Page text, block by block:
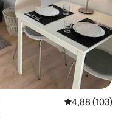
Priemerné
4,88 (103)